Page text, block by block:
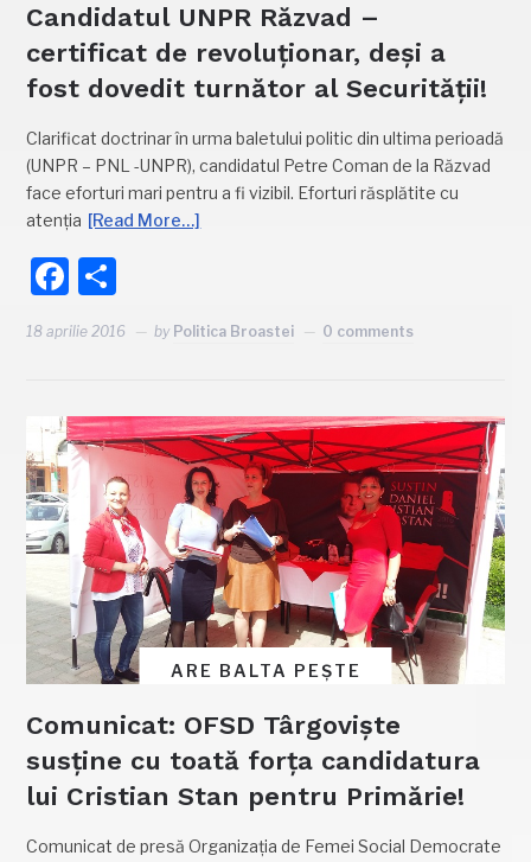
Candidatul UNPR Răzvad –
certificat de revoluționar, deși a
fost dovedit turnător al Securității!
Clarificat doctrinar în urma baletului politic din ultima perioadă
(UNPR – PNL -UNPR), candidatul Petre Coman de la Răzvad
face eforturi mari pentru a fi vizibil. Eforturi răsplătite cu
atenția [Read More…]
Facebook
18 aprilie 2016 by Politica Broastei 0 comments
ARE BALTA PEȘTE
Comunicat: OFSD Târgoviște
susține cu toată forța candidatura
lui Cristian Stan pentru Primărie!
Comunicat de presă Organizația de Femei Social Democrate